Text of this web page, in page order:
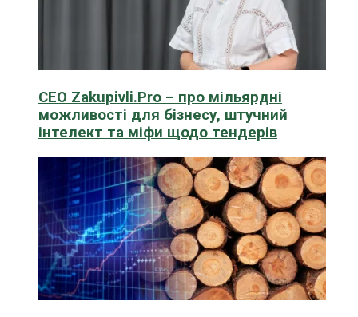
CEO Zakupivli.Pro – про мільярдні
можливості для бізнесу, штучний
інтелект та міфи щодо тендерів